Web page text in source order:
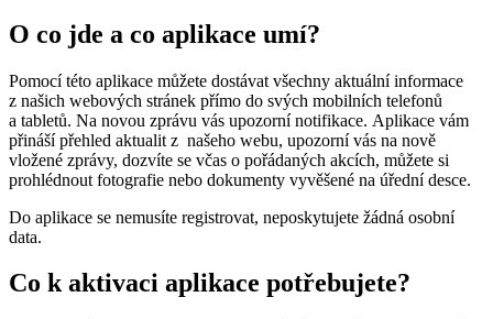
O co jde a co aplikace umí?
Pomocí této aplikace můžete dostávat všechny aktuální informace
z našich webových stránek přímo do svých mobilních telefonů
a tabletů. Na novou zprávu vás upozorní notifikace. Aplikace vám
přináší přehled aktualit z našeho webu, upozorní vás na nově
vložené zprávy, dozvíte se včas o pořádaných akcích, můžete si
prohlédnout fotografie nebo dokumenty vyvěšené na úřední desce.
Do aplikace se nemusíte registrovat, neposkytujete žádná osobní
data.
Co k aktivaci aplikace potřebujete?